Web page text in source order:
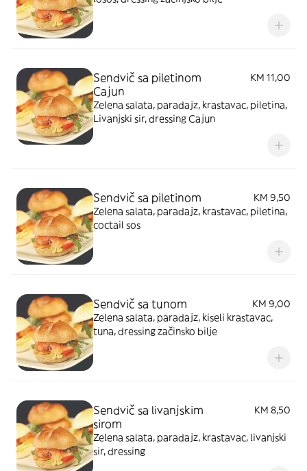
Sendvič sa piletinom
Cajun
KM 11,00
Zelena salata, paradajz, krastavac, piletina,
Livanjski sir, dressing Cajun
Sendvič sa piletinom
KM 9,50
Zelena salata, paradajz, krastavac, piletina,
coctail sos
Sendvič sa tunom
KM 9,00
Zelena salata, paradajz, kiseli krastavac,
tuna, dressing začinsko bilje
Sendvič sa livanjskim
sirom
KM 8,50
Zelena salata, paradajz, krastavac, livanjski
sir, dressing